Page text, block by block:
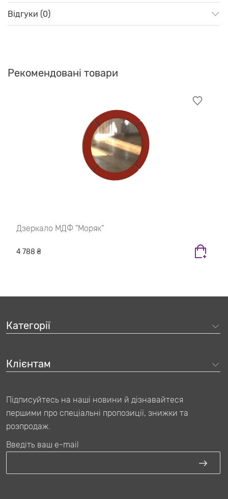
Відгуки (0)
Рекомендовані товари
Дзеркало МДФ "Моряк"
4 788 ₴
Категорії
Клієнтам
Підписуйтесь на наші новини й дізнавайтеся
першими про спеціальні пропозиції, знижки та
розпродаж.
Введіть ваш e-mail